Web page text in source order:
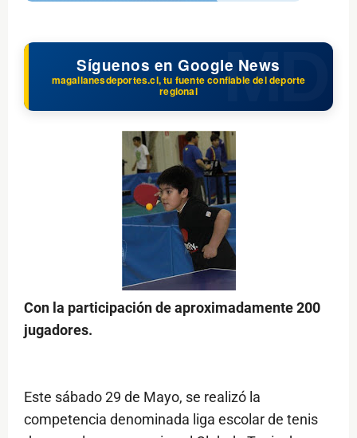
Síguenos en Google News
magallanesdeportes.cl, tu fuente confiable del deporte
regional
Con la participación de aproximadamente 200
jugadores.
Este sábado 29 de Mayo, se realizó la
competencia denominada liga escolar de tenis